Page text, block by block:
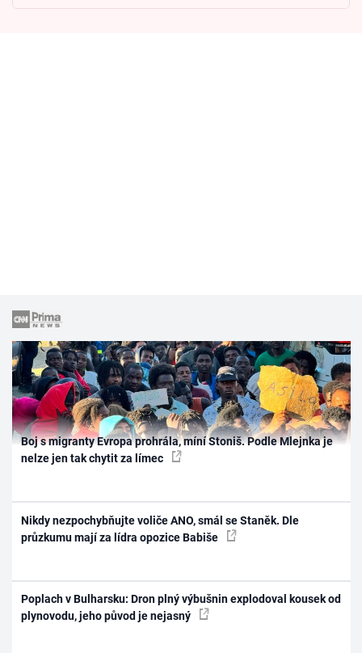
Boj s migranty Evropa prohrála, míní Stoniš. Podle Mlejnka je
nelze jen tak chytit za límec
Nikdy nezpochybňujte voliče ANO, smál se Staněk. Dle
průzkumu mají za lídra opozice Babiše
Poplach v Bulharsku: Dron plný výbušnin explodoval kousek od
plynovodu, jeho původ je nejasný